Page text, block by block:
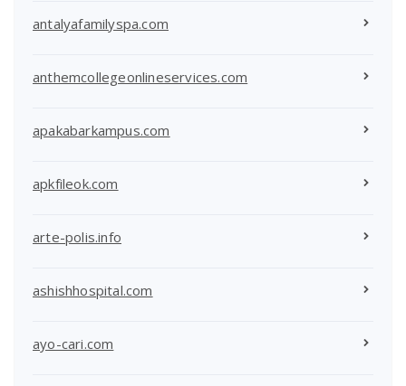
antalyafamilyspa.com
anthemcollegeonlineservices.com
apakabarkampus.com
apkfileok.com
arte-polis.info
ashishhospital.com
ayo-cari.com